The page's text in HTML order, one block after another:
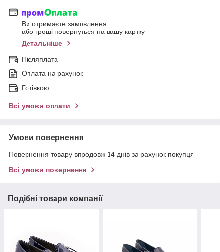
Ви отримаєте замовлення
або гроші повернуться на вашу картку
Детальніше
Післяплата
Оплата на рахунок
Готівкою
Всі умови оплати
Умови повернення
Повернення товару впродовж 14 днів за рахунок покупця
Всі умови повернення
Подібні товари компанії